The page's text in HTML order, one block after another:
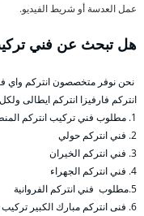
عمل العدسة أو شريط الفيديو.
هل تبحث عن فني
نحن نوفر متخصصون انتركم واي
انتركم فارفيزا انتركم ايطالى
1. مطلوب فني تركيب انتركم المنطقه العاشره
2. فني انتركم حولي
3. فني انتركم الخيران
4. فني انتركم الجهراء
5.مطلوب فني انتركم الفروانية
6. فنى انتركم مبارك الكبير